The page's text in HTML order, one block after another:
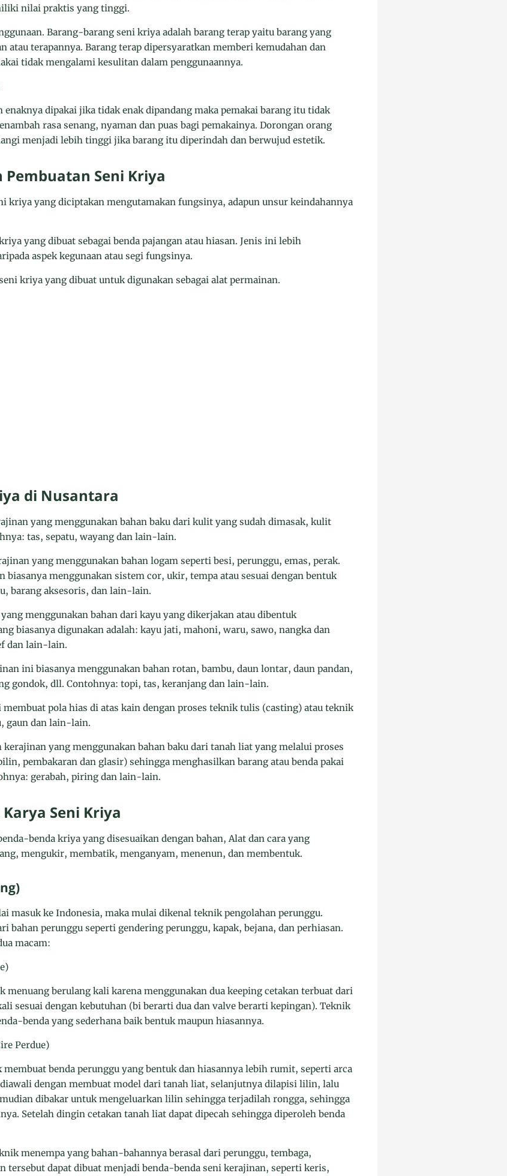
nilai praktis yang tinggi.
Barang-barang seni kriya adalah barang terap yaitu barang yang
atau terapannya. Barang terap dipersyaratkan memberi kemudahan dan
tidak mengalami kesulitan dalam penggunaannya.
enaknya dipakai jika tidak enak dipandang maka pemakai barang itu tidak
rasa senang, nyaman dan puas bagi pemakainya. Dorongan orang
menjadi lebih tinggi jika barang itu diperindah dan berwujud estetik.
Pembuatan Seni Kriya
kriya yang diciptakan mengutamakan fungsinya, adapun unsur keindahannya
yang dibuat sebagai benda pajangan atau hiasan. Jenis ini lebih
aspek kegunaan atau segi fungsinya.
kriya yang dibuat untuk digunakan sebagai alat permainan.
di Nusantara
yang menggunakan bahan baku dari kulit yang sudah dimasak, kulit
tas, sepatu, wayang dan lain-lain.
yang menggunakan bahan logam seperti besi, perunggu, emas, perak.
biasanya menggunakan sistem cor, ukir, tempa atau sesuai dengan bentuk
barang aksesoris, dan lain-lain.
menggunakan bahan dari kayu yang dikerjakan atau dibentuk
biasanya digunakan adalah: kayu jati, mahoni, waru, sawo, nangka dan
dan lain-lain.
ini biasanya menggunakan bahan rotan, bambu, daun lontar, daun pandan,
gondok, dll. Contohnya: topi, tas, keranjang dan lain-lain.
pola hias di atas kain dengan proses teknik tulis (casting) atau teknik
gaun dan lain-lain.
yang menggunakan bahan baku dari tanah liat yang melalui proses
pembakaran dan glasir) sehingga menghasilkan barang atau benda pakai
gerabah, piring dan lain-lain.
Seni Kriya
benda kriya yang disesuaikan dengan bahan, Alat dan cara yang
mengukir, membatik, menganyam, menenun, dan membentuk.
masuk ke Indonesia, maka mulai dikenal teknik pengolahan perunggu.
bahan perunggu seperti gendering perunggu, kapak, bejana, dan perhiasan.
macam:
berulang kali karena menggunakan dua keeping cetakan terbuat dari
sesuai dengan kebutuhan (bi berarti dua dan valve berarti kepingan). Teknik
benda yang sederhana baik bentuk maupun hiasannya.
Perdue)
benda perunggu yang bentuk dan hiasannya lebih rumit, seperti arca
dengan membuat model dari tanah liat, selanjutnya dilapisi lilin, lalu
dibakar untuk mengeluarkan lilin sehingga terjadilah rongga, sehingga
Setelah dingin cetakan tanah liat dapat dipecah sehingga diperoleh benda
menempa yang bahan-bahannya berasal dari perunggu, tembaga,
tersebut dapat dibuat menjadi benda-benda seni kerajinan, seperti keris,